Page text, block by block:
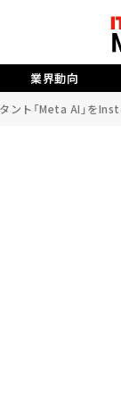
業界動向
ント「Meta AI」を